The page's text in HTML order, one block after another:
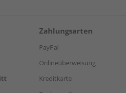
Zahlungsarten
PayPal
Onlineüberweisung
Kreditkarte